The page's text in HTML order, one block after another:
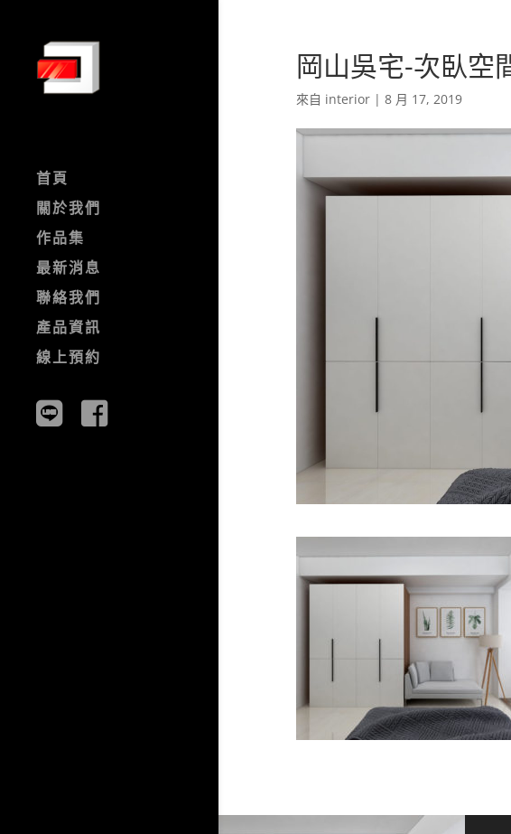
首頁
關於我們
作品集
最新消息
聯絡我們
產品資訊
線上預約
岡山吳宅-次臥空
來自 interior| 8 月 17, 2019